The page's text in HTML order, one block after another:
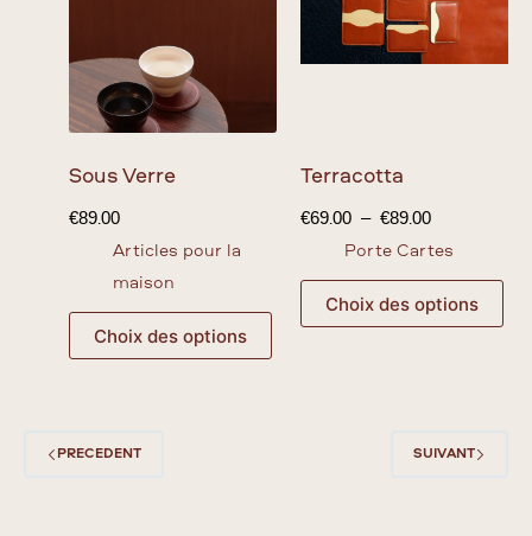
Sous Verre
€89.00
Articles pour la
maison
Choix des options
Terracotta
€69.00 – €89.00
Porte Cartes
Choix des options
PRÉCÉDENT SUIVANT